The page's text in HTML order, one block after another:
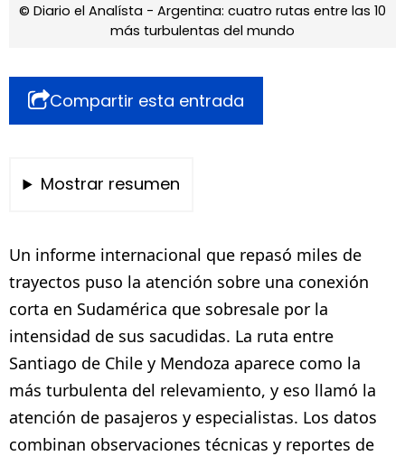
© Diario el Analísta - Argentina: cuatro rutas entre las 10
más turbulentas del mundo
Compartir esta entrada
Mostrar resumen
Un informe internacional que repasó miles de
trayectos puso la atención sobre una conexión
corta en Sudamérica que sobresale por la
intensidad de sus sacudidas. La ruta entre
Santiago de Chile y Mendoza aparece como la
más turbulenta del relevamiento, y eso llamó la
atención de pasajeros y especialistas. Los datos
combinan observaciones técnicas y reportes de